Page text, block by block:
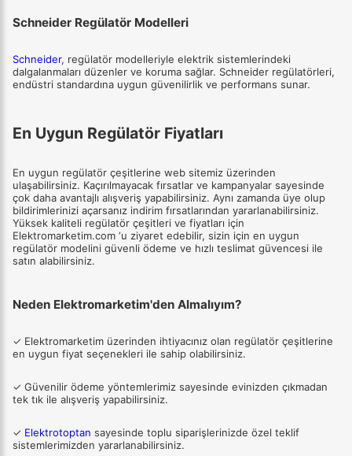
Schneider Regülatör Modelleri
Schneider, regülatör modelleriyle elektrik sistemlerindeki
dalgalanmaları düzenler ve koruma sağlar. Schneider regülatörleri,
endüstri standardına uygun güvenilirlik ve performans sunar.
En Uygun Regülatör Fiyatları
En uygun regülatör çeşitlerine web sitemiz üzerinden
ulaşabilirsiniz. Kaçırılmayacak fırsatlar ve kampanyalar sayesinde
çok daha avantajlı alışveriş yapabilirsiniz. Aynı zamanda üye olup
bildirimlerinizi açarsanız indirim fırsatlarından yararlanabilirsiniz.
Yüksek kaliteli regülatör çeşitleri ve fiyatları için
Elektromarketim.com ‘u ziyaret edebilir, sizin için en uygun
regülatör modelini güvenli ödeme ve hızlı teslimat güvencesi ile
satın alabilirsiniz.
Neden Elektromarketim'den Almalıyım?
✓ Elektromarketim üzerinden ihtiyacınız olan regülatör çeşitlerine
en uygun fiyat seçenekleri ile sahip olabilirsiniz.
✓ Güvenilir ödeme yöntemlerimiz sayesinde evinizden çıkmadan
tek tık ile alışveriş yapabilirsiniz.
✓ Elektrotoptan sayesinde toplu siparişlerinizde özel teklif
sistemlerimizden yararlanabilirsiniz.